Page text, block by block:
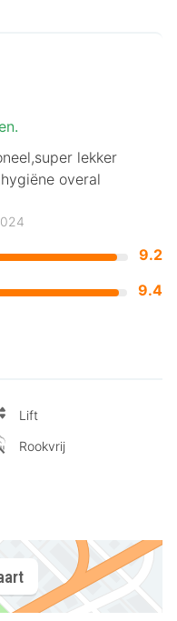
9.2
9.4
lekker
overal
Lift
Rookvrij